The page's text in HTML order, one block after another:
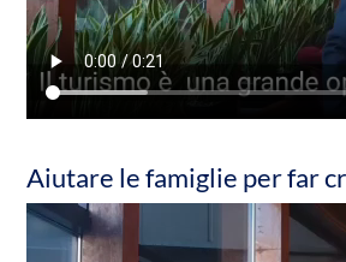
Aiutare le famiglie per far